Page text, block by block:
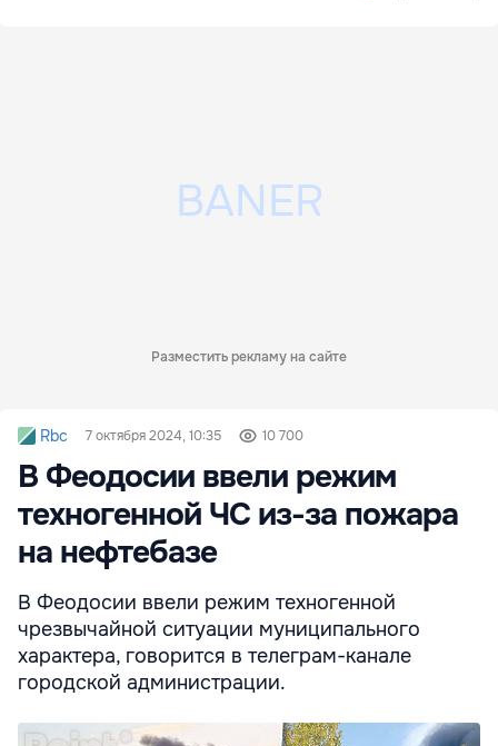
Разместить рекламу на сайте
Rbc 7 октября 2024, 10:35 10 700
В Феодосии ввели режим
техногенной ЧС из-за пожара
на нефтебазе
В Феодосии ввели режим техногенной
чрезвычайной ситуации муниципального
характера, говорится в телеграм-канале
городской администрации.